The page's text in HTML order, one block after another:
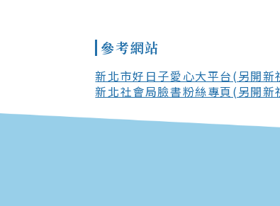
參考網站
新北市好日子愛心大平台(另開新
新北社會局臉書粉絲專頁(另開新